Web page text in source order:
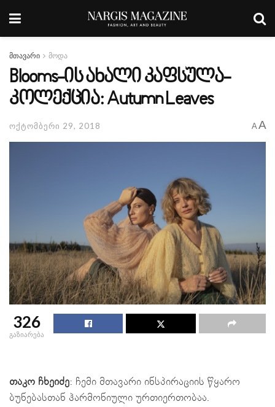
მთავარი მოდა
Blooms-ის ახალი კაფსულა-
კოლექცია: Autumn Leaves
ოქტომბერი 29, 2018 A A
326
გაზიარება
თაკო ჩხეიძე: ჩემი მთავარი ინსპირაციის წყარო
ბუნებასთან ჰარმონიული ურთიერთობაა.